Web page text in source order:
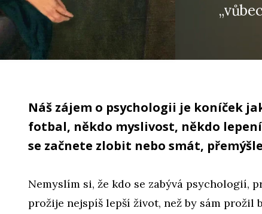
Náš zájem o psychologii je koníček
fotbal, někdo myslivost, někdo
se začnete zlobit nebo smát,
Nemyslím si, že kdo se zabývá psychologií,
prožije nejspíš lepší život, než by sám prožil